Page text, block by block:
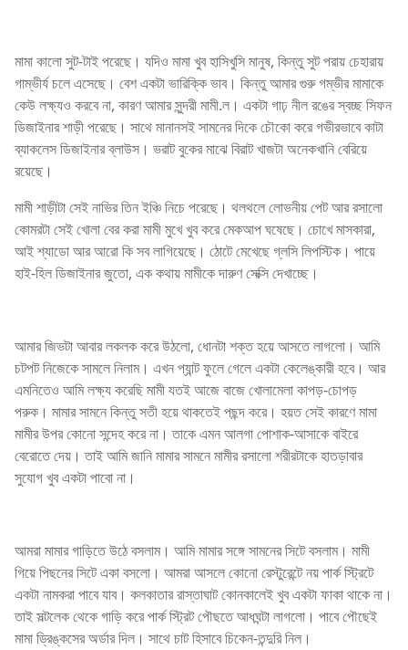
মামা কালো সুট-টাই পরেছে। যদিও মামা খুব হাসিখুসি মানুষ, কিন্তু সুট পরায় চেহারায়
গাম্ভীর্য চলে এসেছে। বেশ একটা ভারিক্কি ভাব। কিন্তু আমার গুরু গম্ভীর মামাকে
কেউ লক্ষ্যও করবে না, কারণ আমার সুন্দরী মামী.ল। একটা গাঢ় নীল রঙের স্বচ্ছ সিফন
ডিজাইনার শাড়ী পরেছে। সাথে মানানসই সামনের দিকে চৌকো করে গভীরভাবে কাটা
ব্যাকলেস ডিজাইনার ব্লাউস। ভরাট বুকের মাঝে বিরাট খাজটা অনেকখানি বেরিয়ে
রয়েছে।
মামী শাড়ীটা সেই নাভির তিন ইঞ্চি নিচে পরেছে। থলথলে লোভনীয় পেট আর রসালো
কোমরটা সেই খোলা বের করা মামী মুখে খুব করে মেকআপ ঘষেছে। চোখে মাসকারা,
আই শ্যাডো আর আরো কি সব লাগিয়েছে। ঠোটে মেখেছে গ্লসি লিপস্টিক। পায়ে
হাই-হিল ডিজাইনার জুতো, এক কথায় মামীকে দারুণ সেক্সি দেখাচ্ছে।
আমার জিভটা আবার লকলক করে উঠলো, ধোনটা শক্ত হয়ে আসতে লাগলো। আমি
চটপট নিজেকে সামলে নিলাম। এখন প্যান্ট ফুলে গেলে একটা কেলেঙ্কারী হবে। আর
এমনিতেও আমি লক্ষ্য করেছি মামী যতই আজে বাজে খোলামেলা কাপড়-চোপড়
পরুক। মামার সামনে কিন্তু সতী হয়ে থাকতেই পছন্দ করে। হয়ত সেই কারণে মামা
মামীর উপর কোনো সন্দেহ করে না। তাকে এমন আলগা পোশাক-আসাকে বাইরে
বেরোতে দেয়। তাই আমি জানি মামার সামনে মামীর রসালো শরীরটাকে হাতড়াবার
সুযোগ খুব একটা পাবো না।
আমরা মামার গাড়িতে উঠে বসলাম। আমি মামার সঙ্গে সামনের সিটে বসলাম। মামী
গিয়ে পিছনের সিটে একা বসলো। আমরা আসলে কোনো রেস্টুরেন্টে নয় পার্ক স্ট্রিটে
একটা নামকরা পাবে যাব। কলকাতার রাস্তাঘাট কোনকালেই খুব একটা ফাকা থাকে না।
তাই সল্টলেক থেকে গাড়ি করে পার্ক স্ট্রিট পৌছতে আধঘন্টা লাগলো। পাবে পৌছেই
মামা ড্রিঙ্কসের অর্ডার দিল। সাথে চাট হিসাবে চিকেন-তন্দুরি নিল।